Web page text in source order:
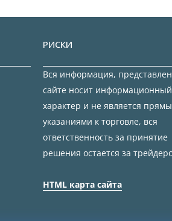
РИСКИ
Вся информация,
сайте носит информационный
характер и не является
указаниями к торговле, вся
ответственность за принятие
решения остается за
HTML карта сайта